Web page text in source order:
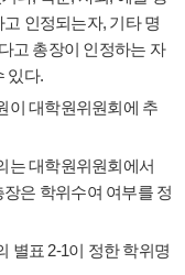
인정되는자, 기타 명
고 총장이 인정하는 자
있다.
이 대학원위원회에 추
는 대학원위원회에서
은 학위수여 여부를 정
별표 2-1이 정한 학위명